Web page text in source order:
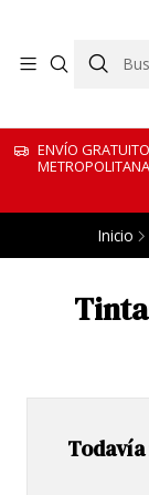
ENVÍO
Inicio